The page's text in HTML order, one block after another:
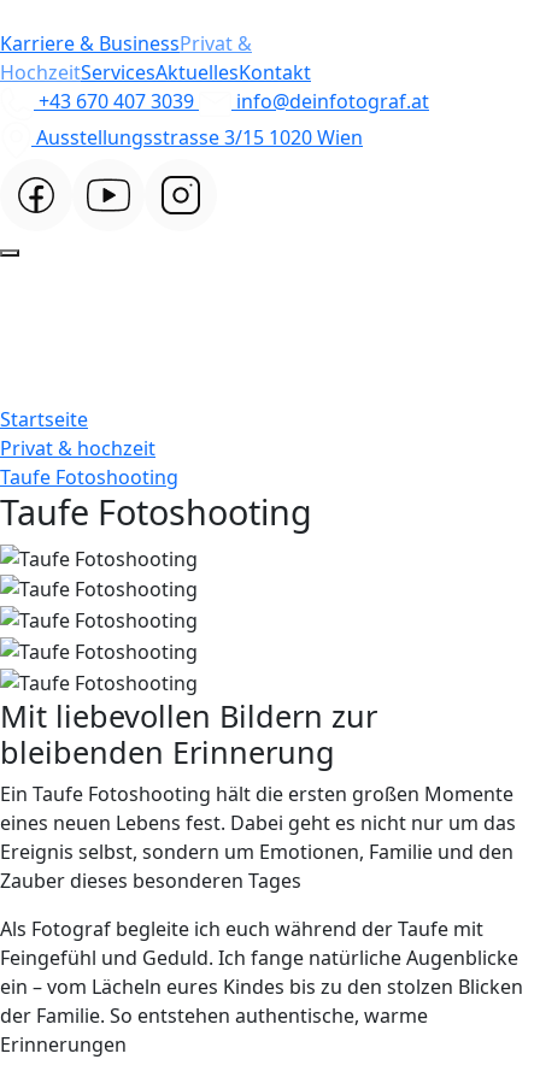
Karriere & BusinessPrivat &
HochzeitServicesAktuellesKontakt
+43 670 407 3039
info@deinfotograf.at
Ausstellungsstrasse 3/15 1020 Wien
Startseite
Privat & hochzeit
Taufe Fotoshooting
Taufe Fotoshooting
Mit liebevollen Bildern zur
bleibenden Erinnerung
Ein Taufe Fotoshooting hält die ersten großen Momente
eines neuen Lebens fest. Dabei geht es nicht nur um das
Ereignis selbst, sondern um Emotionen, Familie und den
Zauber dieses besonderen Tages
Als Fotograf begleite ich euch während der Taufe mit
Feingefühl und Geduld. Ich fange natürlicheAugenblicke
ein – vom Lächeln eures Kindes bis zu den stolzen Blicken
der Familie. So entstehen authentische, warme
Erinnerungen